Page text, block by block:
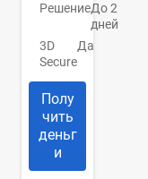
РешениеДо 2
дней
3D
Secure
Да
Полу
чить
деньг
и